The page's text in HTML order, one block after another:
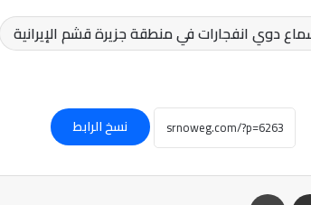
دوي انفجارات في منطقة جزيرة قشم الإيرانية
نسخ الرابط
مشاركة عبر البريد